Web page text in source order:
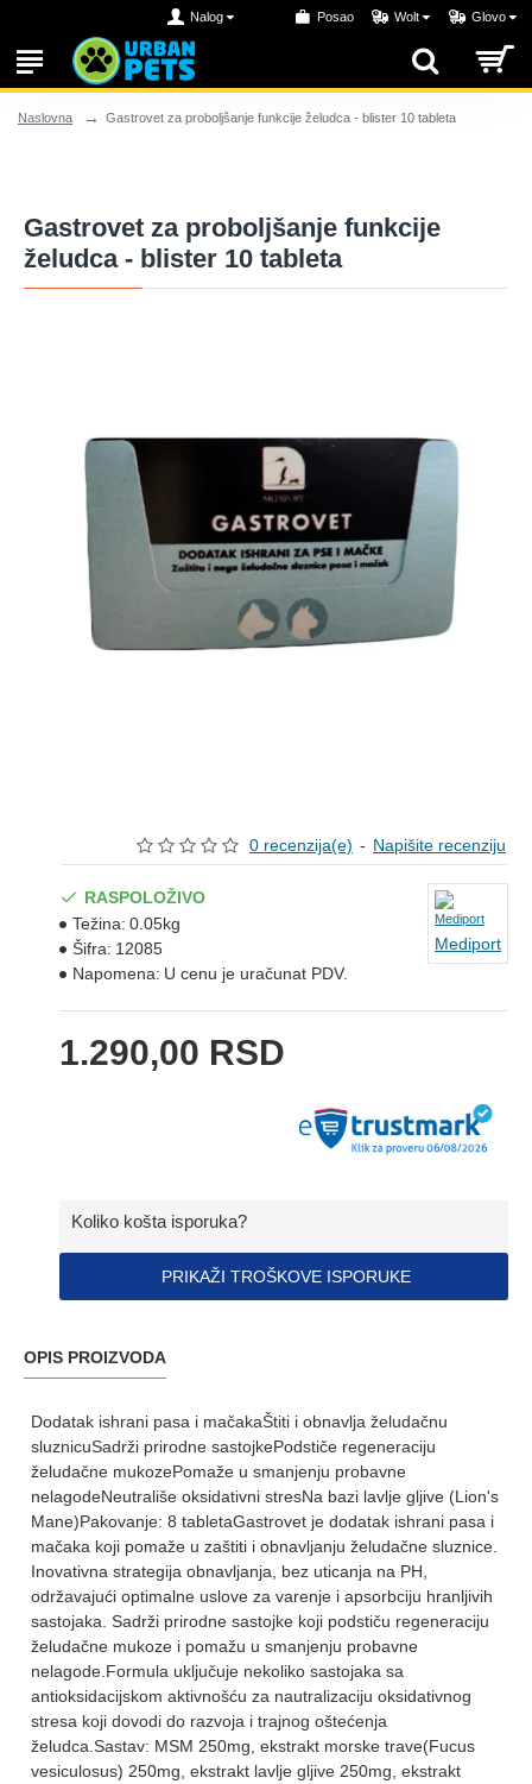
Nalog Posao Wolt Glovo
Naslovna Gastrovet za proboljšanje funkcije želudca - blister 10 tableta
Gastrovet za proboljšanje funkcije
želudca - blister 10 tableta
0 recenzija(e) - Napišite recenziju
1.290,00 RSD
RASPOLOŽIVO
Težina: 0.05kg
Šifra: 12085
Napomena: U cenu je uračunat PDV.
Mediport
Koliko košta isporuka?
PRIKAŽI TROŠKOVE ISPORUKE
OPIS PROIZVODA
Dodatak ishrani pasa i mačakaŠtiti i obnavlja želudačnu
sluznicuSadrži prirodne sastojkePodstiče regeneraciju
želudačne mukozePomaže u smanjenju probavne
nelagodeNeutrališe oksidativni stresNa bazi lavlje gljive (Lion's
Mane)Pakovanje: 8 tabletaGastrovet je dodatak ishrani pasa i
mačaka koji pomaže u zaštiti i obnavljanju želudačne sluznice.
Inovativna strategija obnavljanja, bez uticanja na PH,
održavajući optimalne uslove za varenje i apsorbciju hranljivih
sastojaka. Sadrži prirodne sastojke koji podstiču regeneraciju
želudačne mukoze i pomažu u smanjenju probavne
nelagode.Formula uključuje nekoliko sastojaka sa
antioksidacijskom aktivnošću za nautralizaciju oksidativnog
stresa koji dovodi do razvoja i trajnog oštećenja
želudca.Sastav: MSM 250mg, ekstrakt morske trave(Fucus
vesiculosus) 250mg, ekstrakt lavlje gljive 250mg, ekstrakt